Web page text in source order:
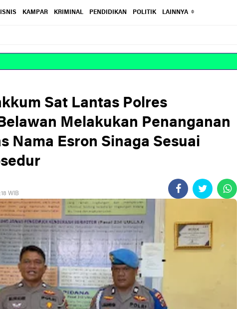
KAMPAR KRIMINAL PENDIDIKAN POLITIK LAINNYA
Sat Lantas Polres
Melakukan Penanganan
Nama Esron Sinaga Sesuai
WIB